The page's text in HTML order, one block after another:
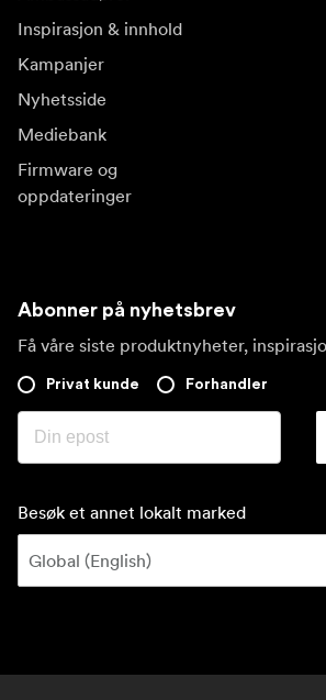
Inspirasjon & innhold
Kampanjer
Nyhetsside
Mediebank
Firmware og
oppdateringer
Abonner på nyhetsbrev
Få våre siste produktnyheter,
Privat kunde Forhandler
Besøk et annet lokalt marked